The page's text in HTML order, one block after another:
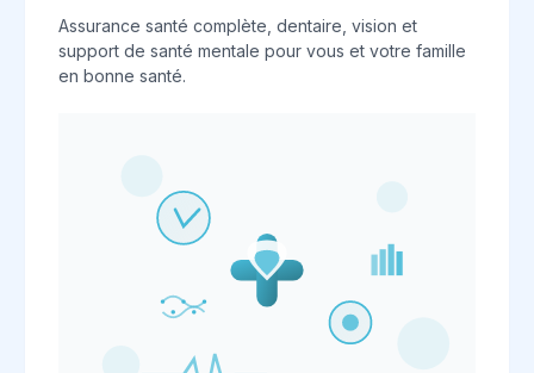
Assurance santé complète, dentaire, vision et
support de santé mentale pour vous et votre famille
en bonne santé.